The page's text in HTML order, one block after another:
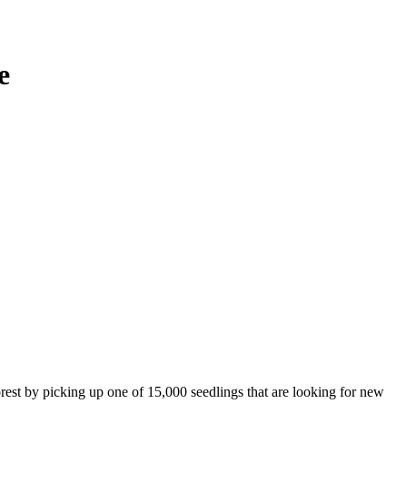
by picking up one of 15,000 seedlings that are looking for new